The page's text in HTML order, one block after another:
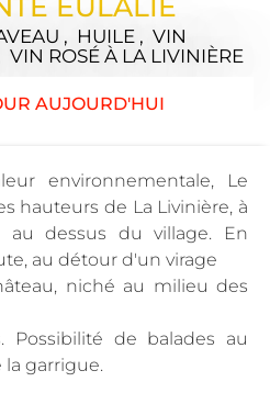
, HUILE , VIN
VIN ROSÉ À LA LIVINIÈRE
AUJOURD'HUI
environnementale, Le
hauteurs de La Livinière, à
au dessus du village. En
au détour d'un virage
niché au milieu des
Possibilité de balades au
garrigue.